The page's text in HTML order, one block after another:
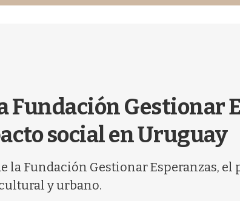
Fundación Gestionar
social en Uruguay
la Fundación Gestionar Esperanzas,
y urbano.